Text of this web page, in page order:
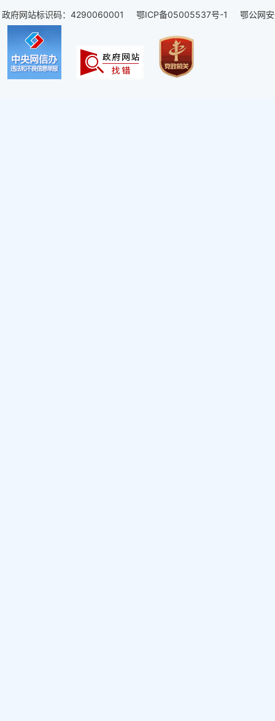
政府网站标识码：4290060001 鄂ICP备05005537号-1 鄂公网